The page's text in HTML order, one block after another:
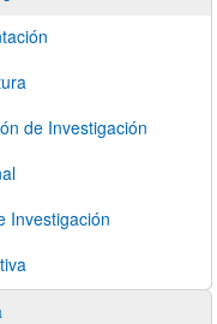
de Investigación
Investigación